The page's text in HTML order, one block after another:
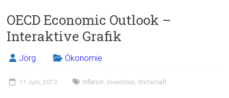
OECD Economic Outlook –
Interaktive Grafik
Jörg Ökonomie
11 Juni, 2013 Inflation, Investition,Wirtschaft